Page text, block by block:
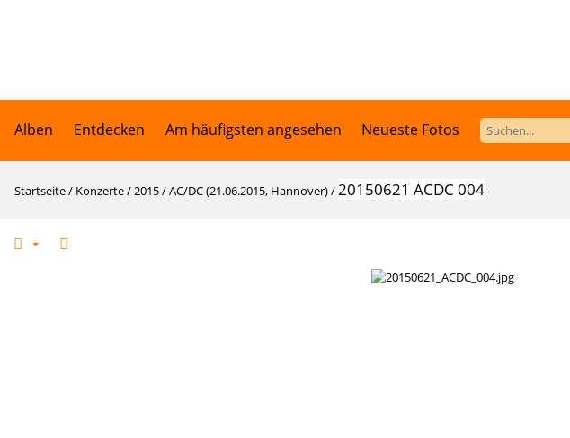
Alben Entdecken Am häufigsten angesehen Neueste Fotos
Startseite/ Konzerte/2015/AC/DC (21.06.2015, Hannover)/20150621 ACDC 004